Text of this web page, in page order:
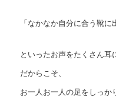
「なかなか自分に合う靴に
といったお声をたくさん耳
だからこそ、
お一人お一人の足をしっか